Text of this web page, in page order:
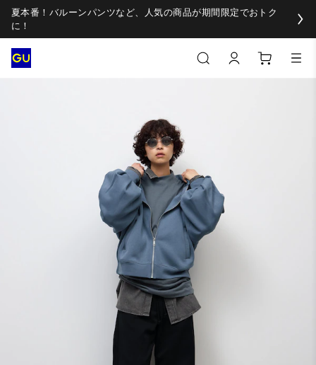
夏本番！バルーンパンツなど、人気の商品が期間限定でおトク
に！